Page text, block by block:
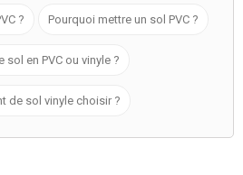
? Pourquoi mettre un sol PVC ?
sol en PVC ou vinyle ?
de sol vinyle choisir ?